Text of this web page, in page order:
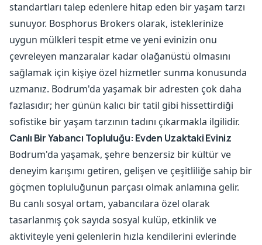
standartları talep edenlere hitap eden bir yaşam tarzı
sunuyor. Bosphorus Brokers olarak, isteklerinize
uygun mülkleri tespit etme ve yeni evinizin onu
çevreleyen manzaralar kadar olağanüstü olmasını
sağlamak için kişiye özel hizmetler sunma konusunda
uzmanız. Bodrum'da yaşamak bir adresten çok daha
fazlasıdır; her günün kalıcı bir tatil gibi hissettirdiği
sofistike bir yaşam tarzının tadını çıkarmakla ilgilidir.
Canlı Bir Yabancı Topluluğu: Evden Uzaktaki Eviniz
Bodrum'da yaşamak, şehre benzersiz bir kültür ve
deneyim karışımı getiren, gelişen ve çeşitliliğe sahip bir
göçmen topluluğunun parçası olmak anlamına gelir.
Bu canlı sosyal ortam, yabancılara özel olarak
tasarlanmış çok sayıda sosyal kulüp, etkinlik ve
aktiviteyle yeni gelenlerin hızla kendilerini evlerinde